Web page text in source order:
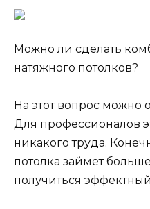
Можно ли сделать
натяжного потолков?
На этот вопрос можно
Для профессионалов
никакого труда.
потолка займет
получиться